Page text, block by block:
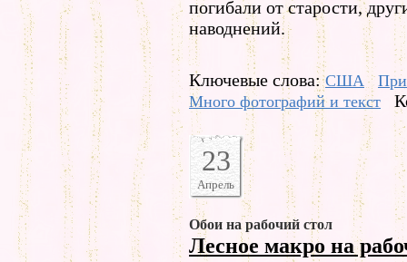
погибали от старости,
наводнений.
Ключевые слова:США
Много фотографий и текст
23
Апрель
Обои на рабочий стол
Лесное макро на